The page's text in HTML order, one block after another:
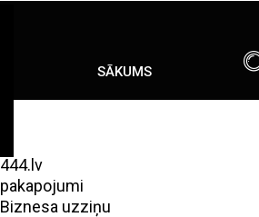
SĀKUMS
444.lv
pakapojumi
Biznesa uzziņu